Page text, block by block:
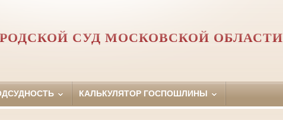
СУД МОСКОВСКОЙ ОБЛАСТИ
КАЛЬКУЛЯТОР ГОСПОШЛИНЫ